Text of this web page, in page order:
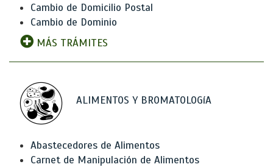
Cambio de Domicilio Postal
Cambio de Dominio
MÁS TRÁMITES
ALIMENTOS Y BROMATOLOGíA
Abastecedores de Alimentos
Carnet de Manipulación de Alimentos